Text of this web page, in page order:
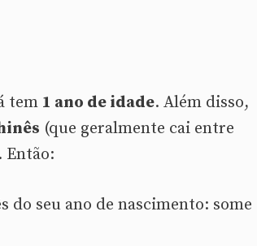
tem 1 ano de idade. Além disso,
(que geralmente cai entre
Então:
do seu ano de nascimento: some